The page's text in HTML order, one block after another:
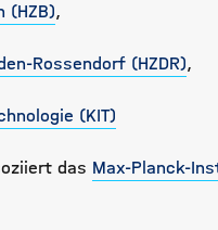
(HZB),
Rossendorf (HZDR),
(KIT)
das Max-Planck-